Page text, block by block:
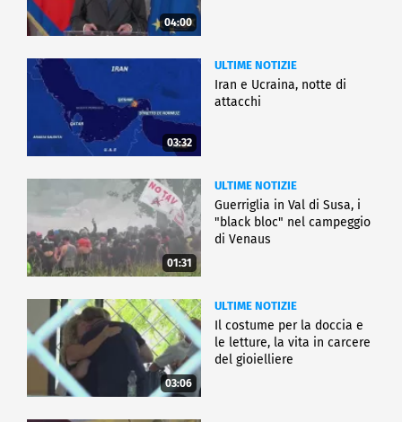
04:00
03:32
ULTIME NOTIZIE
Iran e Ucraina, notte di
attacchi
01:31
ULTIME NOTIZIE
Guerriglia in Val di Susa, i
"black bloc" nel campeggio
di Venaus
03:06
ULTIME NOTIZIE
Il costume per la doccia e
le letture, la vita in carcere
del gioielliere